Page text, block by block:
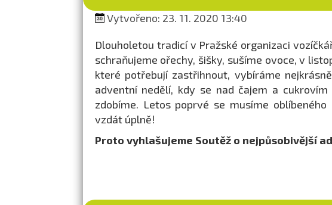
Vytvořeno: 23. 11. 2020 13:40
Dlouholetou tradicí v Pražské organizaci
schraňujeme ořechy, šišky, sušíme ovoce, v
které potřebují zastřihnout, vybíráme
adventní nedělí, kdy se nad čajem a
zdobíme. Letos poprvé se musíme
vzdát úplně!
Proto vyhlašujeme Soutěž o nejpůsobivější